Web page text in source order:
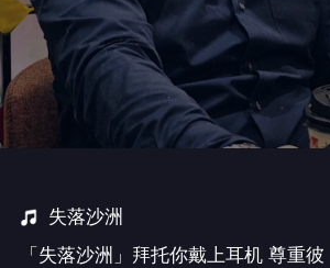
失落沙洲
「失落沙洲」拜托你戴上耳机 尊重彼